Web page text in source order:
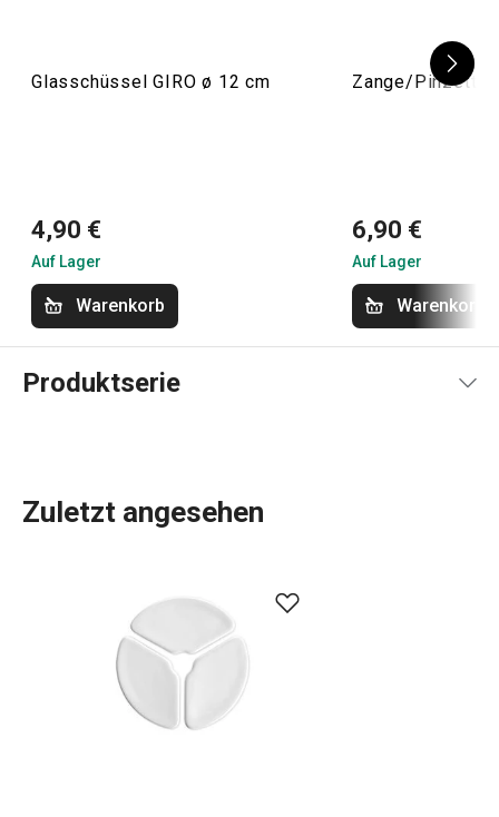
Glasschüssel GIRO ø 12 cm
4,90 €
Auf Lager
Warenkorb
Zange/Pinzette
6,90 €
Auf Lager
Warenkorb
Produktserie
Küchenutensilien, die die Arbeit in der Küche
erleichtern. Dazu gehören Bestseller wie eine
Sirup-Kitund eine gesunde
erprobte Rezepte und Produktvideos hinzugefügt, um die
Arbeit mit den Geräten zu erleichtern.
Zuletzt angesehen